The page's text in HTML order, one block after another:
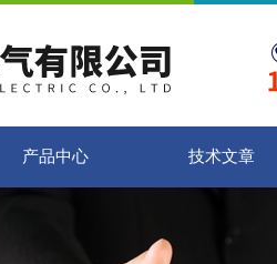
产品中心 技术文章